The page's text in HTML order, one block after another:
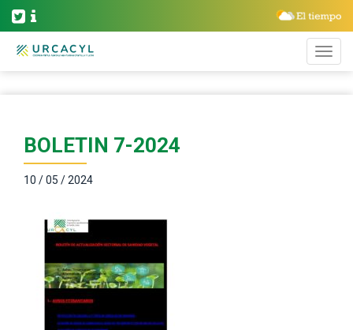
BOLETIN 7-2024
10 / 05 / 2024